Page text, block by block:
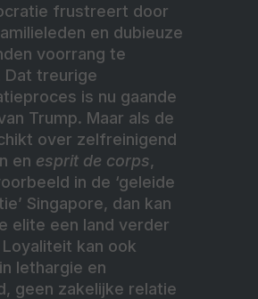
frustreert door
en dubieuze
voorrang te
Dat treurige
is nu gaande
Trump. Maar als de
over zelfreinigend
en esprit de corps,
in de ‘geleide
Singapore, dan kan
elite een land verder
Loyaliteit kan ook
lethargie en
geen zakelijke relatie